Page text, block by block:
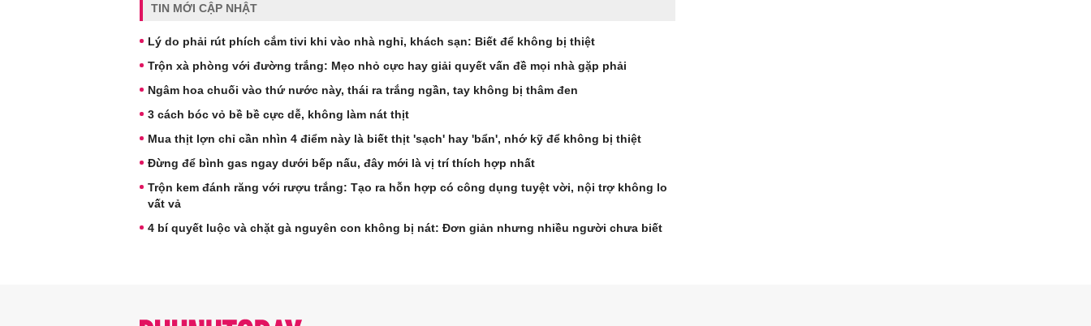
TIN MỚI CẬP NHẬT
Lý do phải rút phích cắm tivi khi vào nhà nghỉ, khách sạn: Biết để không bị thiệt
Trộn xà phòng với đường trắng: Mẹo nhỏ cực hay giải quyết vấn đề mọi nhà gặp phải
Ngâm hoa chuối vào thứ nước này, thái ra trắng ngần, tay không bị thâm đen
3 cách bóc vỏ bề bề cực dễ, không làm nát thịt
Mua thịt lợn chỉ cần nhìn 4 điểm này là biết thịt 'sạch' hay 'bẩn', nhớ kỹ để không bị thiệt
Đừng để bình gas ngay dưới bếp nấu, đây mới là vị trí thích hợp nhất
Trộn kem đánh răng với rượu trắng: Tạo ra hỗn hợp có công dụng tuyệt vời, nội trợ không lo
vất vả
4 bí quyết luộc và chặt gà nguyên con không bị nát: Đơn giản nhưng nhiều người chưa biết